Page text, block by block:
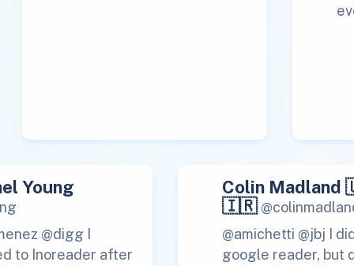
Young
@digg I
to Inoreader after
Colin
🇮🇷
@amichetti @jbj I
google reader, but